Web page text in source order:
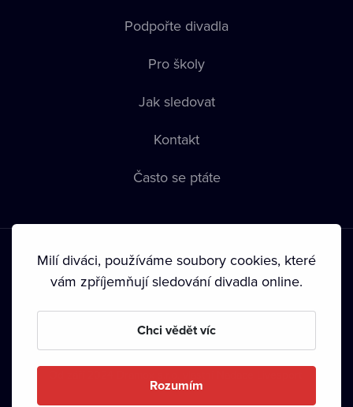
Podpořte divadla
Pro školy
Jak sledovat
Kontakt
Často se ptáte
Podmínky používání • Ochrana soukromí • Zásady používání
• Autorská práva•
Milí diváci, používáme soubory cookies, které
vám zpříjemňují sledování divadla online.
Chci vědět víc
Rozumím